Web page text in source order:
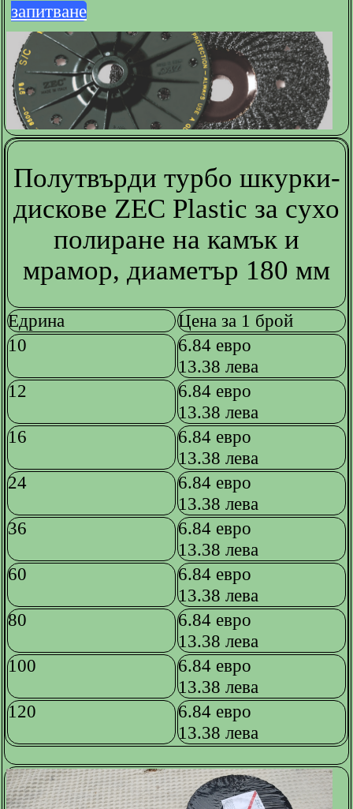
запитване
Полутвърди турбо шкурки-
дискове ZEC Plastic за сухо
полиране на камък и
мрамор, диаметър 180 мм
Едрина
Цена за 1 брой
10
6.84 евро
13.38 лева
12
6.84 евро
13.38 лева
16
6.84 евро
13.38 лева
24
6.84 евро
13.38 лева
36
6.84 евро
13.38 лева
60
6.84 евро
13.38 лева
80
6.84 евро
13.38 лева
100
6.84 евро
13.38 лева
120
6.84 евро
13.38 лева